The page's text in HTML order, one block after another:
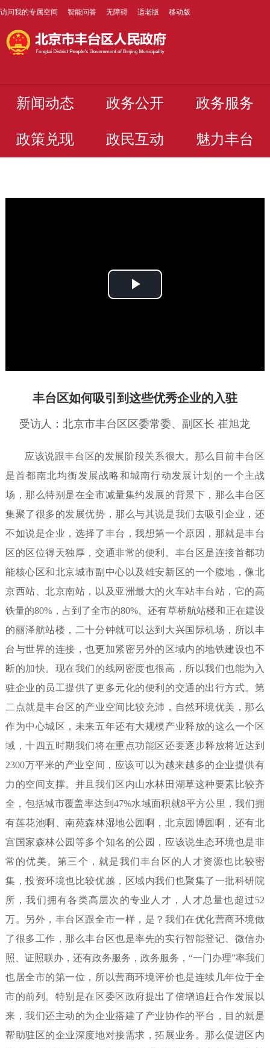
访问我的专属空间 智能问答 无障碍 适老版 移动版
新闻动态 政务公开 政务服务
政策兑现 政民互动 魅力丰台
播
丰台区如何吸引到这些优秀企业的入驻
受访人：北京市丰台区区委常委、副区长 崔旭龙
应该说跟丰台区的发展阶段关系很大。那么目前丰台区
是首都南北均衡发展战略和城南行动发展计划的一个主战
场，那么特别是在全市减量集约发展的背景下，那么丰台区
集聚了很多的发展优势，那么与其说是我们去吸引企业，还
不如说是企业，选择了丰台，我想第一个原因，那就是丰台
区的区位得天独厚，交通非常的便利。丰台区是连接首都功
能核心区和北京城市副中心以及雄安新区的一个腹地，像北
京西站、北京南站，以及亚洲最大的火车站丰台站，它的高
铁量的80% ，占到了全市的80%。还有草桥航站楼和正在建设
的丽泽航站楼，二十分钟就可以达到大兴国际机场，所以丰
台与世界的连接，也更加紧密另外的区域内的地铁建设也不
断的加快。现在我们的线网密度也很高，所以我们也能为入
驻企业的员工提供了更多元化的便利的交通的出行方式。第
二点就是丰台区的产业空间比较充沛，自然环境优美，那么
作为中心城区，未来五年还有大规模产业释放的这么一个区
域，十四五时期我们将在重点功能区还要逐步释放将近达到
2300万平米的产业空间，应该可以为越来越多的企业提供有
力的空间支撑。并且我们区内山水林田湖草这种要素比较齐
全，包括城市覆盖率达到 47%水域面积就8平方公里，我们拥
有莲花池啊、南苑森林湿地公园啊，北京园博园啊，还有北
宫国家森林公园等多个知名的公园，应该说生态环境也是非
常的优美。第三个，就是我们丰台区的人才资源也比较密
集，投资环境也比较优越，区域内我们也聚集了一批科研院
所，我们拥有各类高层次的专业人才，人才总量也超过52
万。另外，丰台区跟全市一样，是？我们在优化营商环境做
了很多工作，那么丰台区也是率先的实行智能登记、微信办
照、证照联办，还有政务服务，政务服务，“一门办理”率我们
也居全市的第一位，所以营商环境评价也是连续几年位于全
市的前列。特别是在区委区政府提出了倍增追赶合作发展以
来，我们还主动的为企业搭建了产业协作的平台，目的就是
帮助驻区的企业深度地对接需求，拓展业务。那么促进区内